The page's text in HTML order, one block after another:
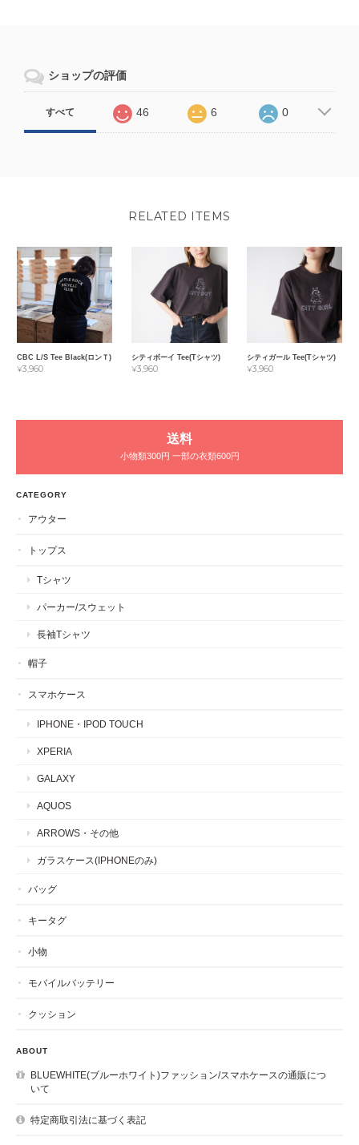
ショップの評価
すべて 46 6 0
RELATED ITEMS
CBC L/S Tee Black(ロンＴ)
¥3,960
シティボーイ Tee(Tシャツ)
¥3,960
シティガール Tee(Tシャツ)
¥3,960
送料
小物類300円 一部の衣類600円
CATEGORY
アウター
トップス
Tシャツ
パーカー/スウェット
長袖Tシャツ
帽子
スマホケース
IPHONE・IPOD TOUCH
XPERIA
GALAXY
AQUOS
ARROWS・その他
ガラスケース(IPHONEのみ)
バッグ
キータグ
小物
モバイルバッテリー
クッション
ABOUT
BLUEWHITE(ブルーホワイト)ファッション/スマホケースの通販につ
いて
特定商取引法に基づく表記